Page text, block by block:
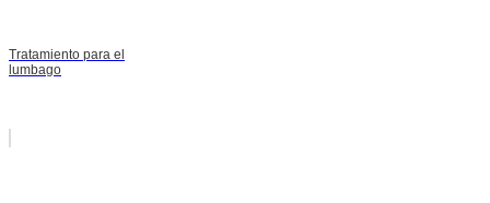
Tratamiento para el
lumbago